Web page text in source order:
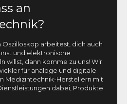
an
arbeitest, dich auch
und elektronische
willst, dann komme zu uns! Wir
für analoge und digitale
Medizintechnik-Herstellern mit
dabei, Produkte